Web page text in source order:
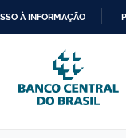
PARA
O
CONTEÚDO
À INFORMAÇÃO